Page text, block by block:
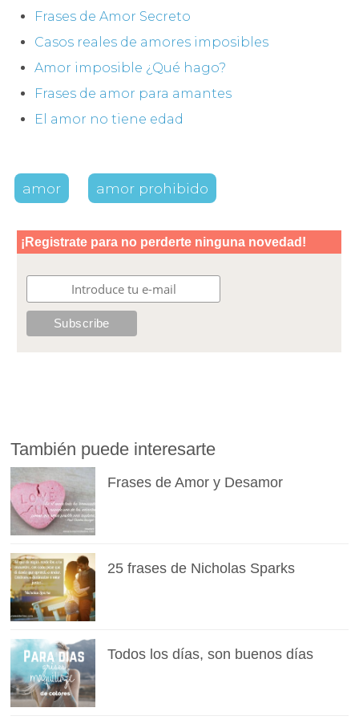
Frases de Amor Secreto
Casos reales de amores imposibles
Amor imposible ¿Qué hago?
Frases de amor para amantes
El amor no tiene edad
amor amor prohibido
También puede interesarte
Frases de Amor y Desamor
25 frases de Nicholas Sparks
Todos los días, son buenos días